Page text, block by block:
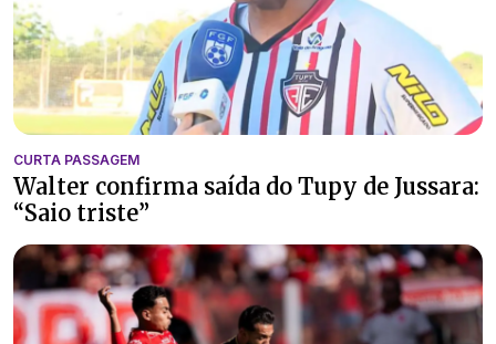
CURTA PASSAGEM
Walter confirma saída do Tupy de Jussara:
“Saio triste”